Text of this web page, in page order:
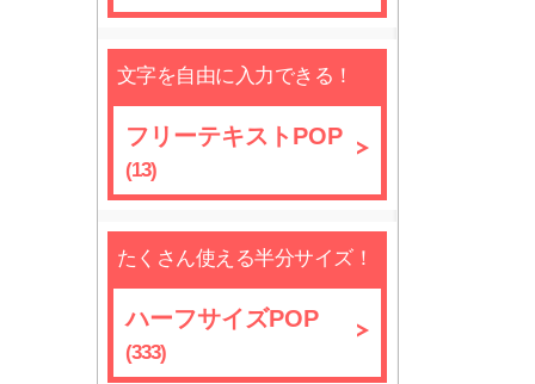
文字を自由に入力できる！
フリーテキストPOP
(13)
たくさん使える半分サイズ！
ハーフサイズPOP
(333)